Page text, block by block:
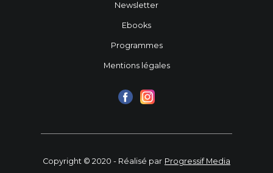
Newsletter
Ebooks
Programmes
Mentions légales
Copyright © 2020 - Réalisé par Progressif Media